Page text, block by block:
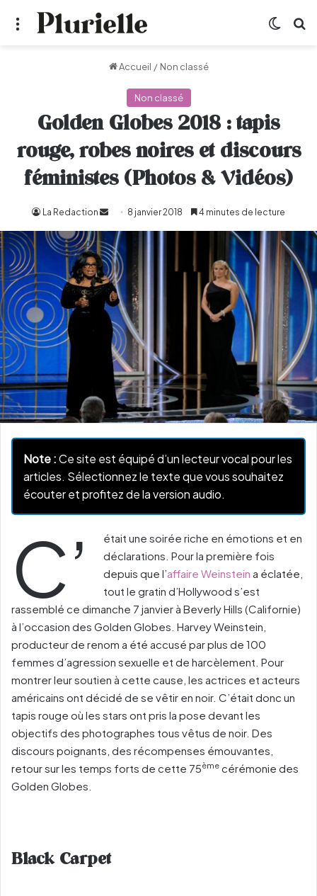
Menu
Accueil / Non classé
Non classé
Golden Globes 2018 : tapis
rouge, robes noires et discours
féministes (Photos & Vidéos)
La Redaction
Envoyer
un
courriel
8 janvier 2018 4 minutes de lecture
Note :Ce site est équipé d’un lecteur vocal pour les
articles. Sélectionnez le texte que vous souhaitez
écouter et profitez de la version audio.
C’
était une soirée riche en émotions et en
déclarations. Pour la première fois
depuis que l’affaire Weinstein a éclatée,
tout le gratin d’Hollywood s’est
rassemblé ce dimanche 7 janvier à Beverly Hills (Californie)
à l’occasion des Golden Globes. Harvey Weinstein,
producteur de renom a été accusé par plus de 100
femmes d’agression sexuelle et de harcèlement. Pour
montrer leur soutien à cette cause, les actrices et acteurs
américains ont décidé de se vêtir en noir. C’était donc un
tapis rouge où les stars ont pris la pose devant les
objectifs des photographes tous vêtus de noir. Des
discours poignants, des récompenses émouvantes,
retour sur les temps forts de cette 75ème cérémonie des
Golden Globes.
Black Carpet